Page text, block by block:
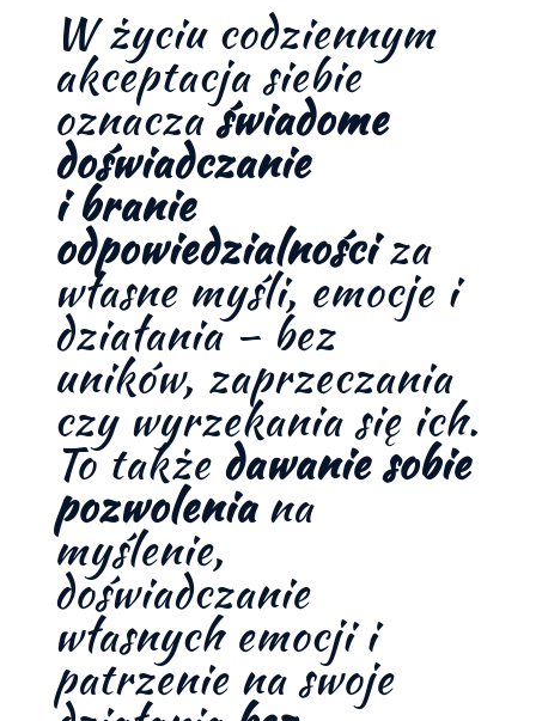
W życiu codziennym
akceptacja siebie
oznaczaświadome
doświadczanie
i branie
odpowiedzialnościza
własne myśli, emocje i
działania – bez
uników, zaprzeczania
czy wyrzekania się ich.
To także dawanie sobie
pozwoleniana
myślenie,
doświadczanie
własnych emocji i
patrzenie na swoje